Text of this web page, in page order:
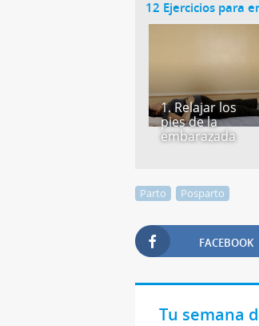
12 Ejercicios para
1. Relajar los
pies de la
embarazada
Parto Posparto
FACEBOOK
Tu semana